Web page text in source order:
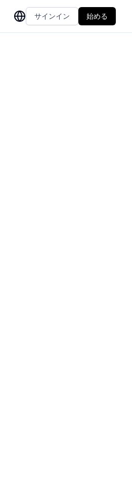
サインイン 始める